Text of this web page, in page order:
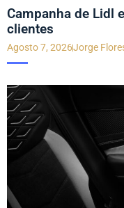
Campanha de Lidl
clientes
Agosto 7, 2026Jorge